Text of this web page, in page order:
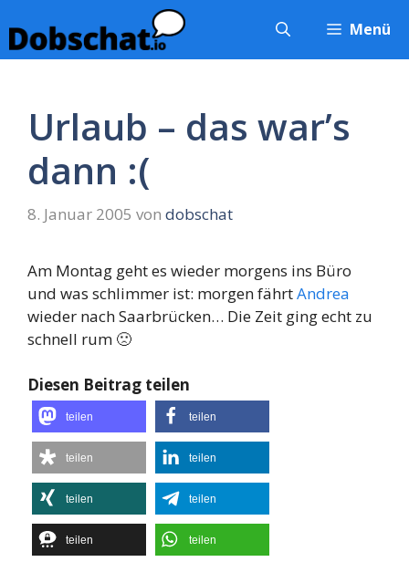
Inhalt
springen
Menü
Urlaub – das war’s
dann :(
8. Januar 2005 von dobschat
Am Montag geht es wieder morgens ins Büro
und was schlimmer ist: morgen fährtAndrea
wieder nach Saarbrücken… Die Zeit ging echt zu
schnell rum 🙁
Diesen Beitrag teilen
teilen teilen
teilen teilen
teilen teilen
teilen teilen